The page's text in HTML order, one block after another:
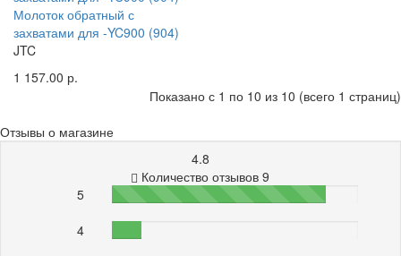
Молоток обратный с
захватами для -YC900 (904)
JTC
1 157.00 р.
Показано с 1 по 10 из 10 (всего 1 страниц)
Отзывы о магазине
4.8
Количество отзывов 9
5
87%
4